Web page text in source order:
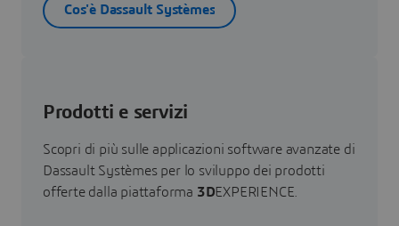
Cos'è Dassault Systèmes
Prodotti e servizi
Scopri di più sulle applicazioni software avanzate di
Dassault Systèmes per lo sviluppo dei prodotti
offerte dalla piattaforma 3DEXPERIENCE.